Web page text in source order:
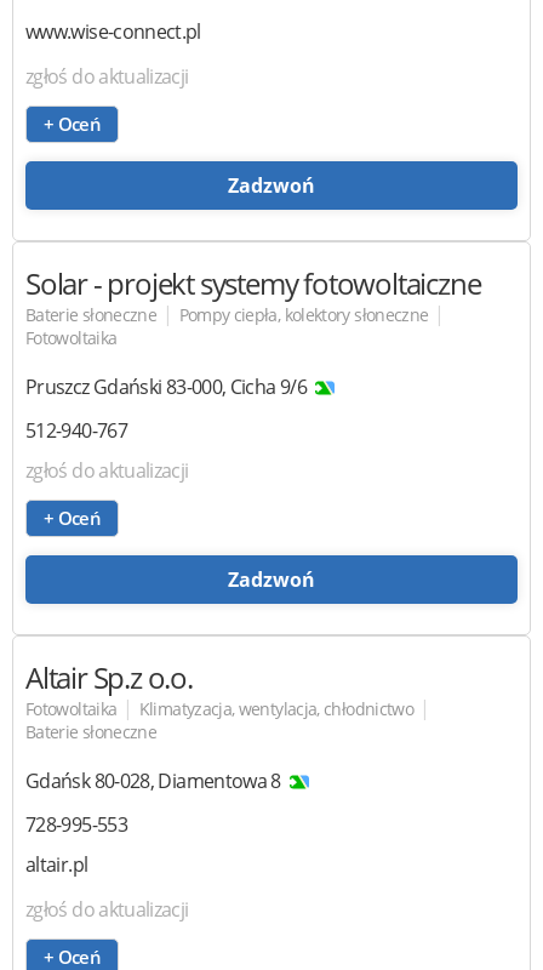
www.wise-connect.pl
zgłoś do aktualizacji
+ Oceń
Zadzwoń
Solar- projekt systemy fotowoltaiczne
Baterie słoneczne | Pompy ciepła, kolektory słoneczne |
Fotowoltaika
Pruszcz Gdański83-000, Cicha 9/6
512-940-767
zgłoś do aktualizacji
+ Oceń
Zadzwoń
Altair Sp.z o.o.
Fotowoltaika | Klimatyzacja, wentylacja, chłodnictwo |
Baterie słoneczne
Gdańsk80-028,Diamentowa 8
728-995-553
altair.pl
zgłoś do aktualizacji
+ Oceń